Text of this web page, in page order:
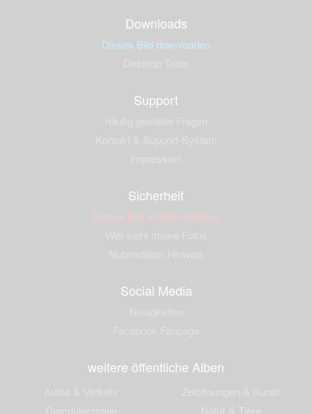
Downloads
Dieses Bild downloaden
Support
Sicherheit
Dieses Bild melden (Abuse)
Social Media
weitere öffentliche Alben